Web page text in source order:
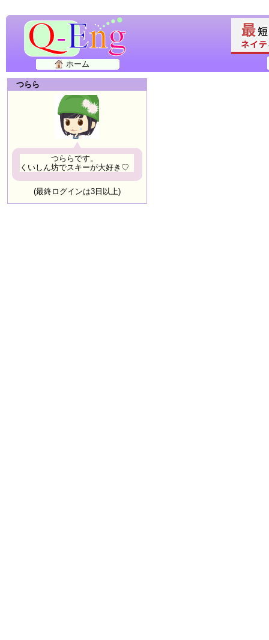
ホーム
つらら
つららです。
くいしん坊でスキーが大好き♡
(最終ログインは3日以上)